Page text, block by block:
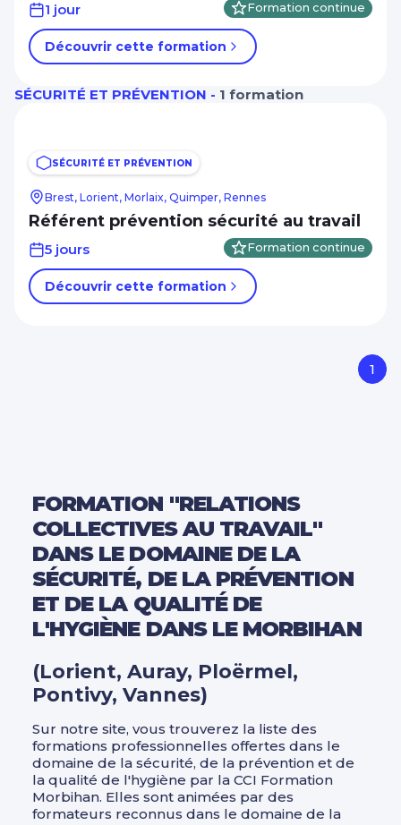
1 jour Formation continue
Découvrir cette formation
SÉCURITÉ ET PRÉVENTION - 1 formation
SÉCURITÉ ET PRÉVENTION
Brest, Lorient, Morlaix, Quimper, Rennes
Référent prévention sécurité au travail
5 jours Formation continue
Découvrir cette formation
1
FORMATION "RELATIONS
COLLECTIVES AU TRAVAIL"
DANS LE DOMAINE DE LA
SÉCURITÉ, DE LA PRÉVENTION
ET DE LA QUALITÉ DE
L'HYGIÈNE DANS LE MORBIHAN
(Lorient, Auray, Ploërmel,
Pontivy, Vannes)
Sur notre site, vous trouverez la liste des
formations professionnelles offertes dans le
domaine de la sécurité, de la prévention et de
la qualité de l'hygiène par la CCI Formation
Morbihan. Elles sont animées par des
formateurs reconnus dans le domaine de la